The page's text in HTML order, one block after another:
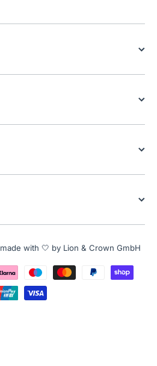
made with 🤍 by Lion & Crown GmbH
Zahlungsmethoden